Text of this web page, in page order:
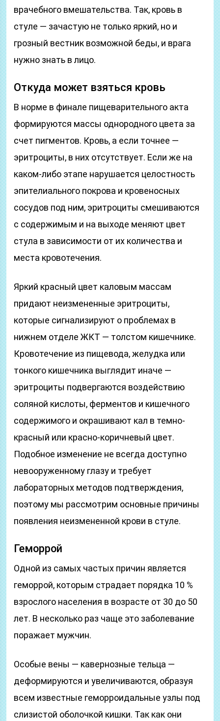
врачебного вмешательства. Так, кровь в
стуле — зачастую не только яркий, но и
грозный вестник возможной беды, и врага
нужно знать в лицо.
Откуда может взяться кровь
В норме в финале пищеварительного акта
формируются массы однородного цвета за
счет пигментов. Кровь, а если точнее —
эритроциты, в них отсутствует. Если же на
каком-либо этапе нарушается целостность
эпителиального покрова и кровеносных
сосудов под ним, эритроциты смешиваются
с содержимым и на выходе меняют цвет
стула в зависимости от их количества и
места кровотечения.
Яркий красный цвет каловым массам
придают неизмененные эритроциты,
которые сигнализируют о проблемах в
нижнем отделе ЖКТ — толстом кишечнике.
Кровотечение из пищевода, желудка или
тонкого кишечника выглядит иначе —
эритроциты подвергаются воздействию
соляной кислоты, ферментов и кишечного
содержимого и окрашивают кал в темно-
красный или красно-коричневый цвет.
Подобное изменение не всегда доступно
невооруженному глазу и требует
лабораторных методов подтверждения,
поэтому мы рассмотрим основные причины
появления неизмененной крови в стуле.
Геморрой
Одной из самых частых причин является
геморрой, которым страдает порядка 10 %
взрослого населения в возрасте от 30 до 50
лет. В несколько раз чаще это заболевание
поражает мужчин.
Особые вены — кавернозные тельца —
деформируются и увеличиваются, образуя
всем известные геморроидальные узлы под
слизистой оболочкой кишки. Так как они